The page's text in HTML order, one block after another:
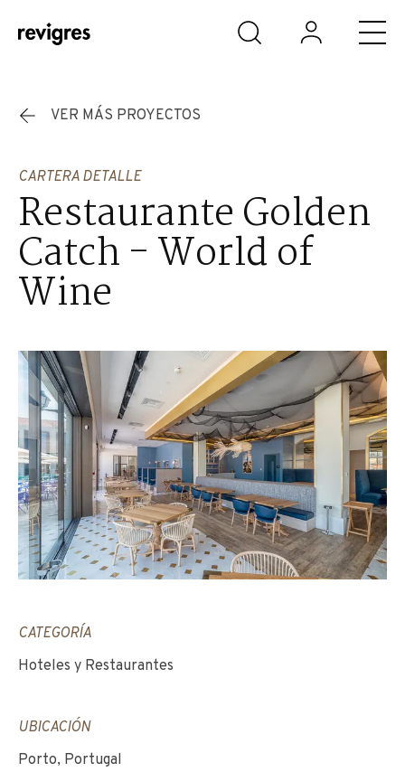
Saltar al contenido principal
VER MÁS PROYECTOS
CARTERA DETALLE
Restaurante Golden
Catch - World of
Wine
CATEGORÍA
Hoteles y Restaurantes
UBICACIÓN
Porto, Portugal